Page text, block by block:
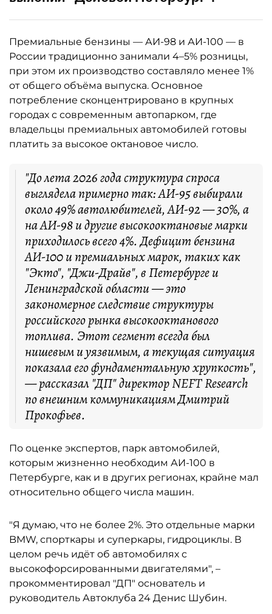
Премиальные бензины — АИ-98 и АИ-100 — в
России традиционно занимали 4–5% розницы,
при этом их производство составляло менее 1%
от общего объёма выпуска. Основное
потребление сконцентрировано в крупных
городах с современным автопарком, где
владельцы премиальных автомобилей готовы
платить за высокое октановое число.
"До лета 2026 года структура спроса
выглядела примерно так: АИ-95 выбирали
около 49% автолюбителей, АИ-92 — 30%, а
на АИ-98 и другие высокооктановые марки
приходилось всего 4%. Дефицит бензина
АИ-100 и премиальных марок, таких как
"Экто", "Джи-Драйв", в Петербурге и
Ленинградской области — это
закономерное следствие структуры
российского рынка высокооктанового
топлива. Этот сегмент всегда был
нишевым и уязвимым, а текущая ситуация
показала его фундаментальную хрупкость",
— рассказал "ДП" директор NEFT Research
по внешним коммуникациям Дмитрий
Прокофьев.
По оценке экспертов, парк автомобилей,
которым жизненно необходим АИ-100 в
Петербурге, как и в других регионах, крайне мал
относительно общего числа машин.
"Я думаю, что не более 2%. Это отдельные марки
BMW, спорткары и суперкары, гидроциклы. В
целом речь идёт об автомобилях с
высокофорсированными двигателями", –
прокомментировал "ДП" основатель и
руководитель Автоклуба 24 Денис Шубин.